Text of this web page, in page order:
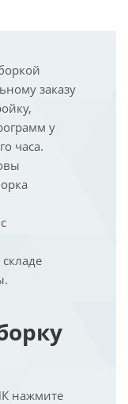
заказу
у
часа.
нажмите